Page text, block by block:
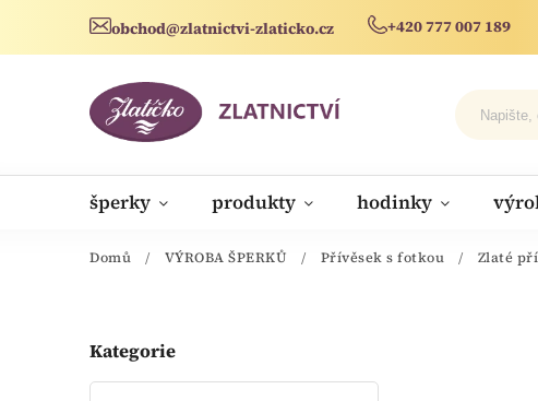
obchod@zlatnictvi-zlaticko.cz +420 777 007 189
šperky produkty hodinky
novinky
Domů / VÝROBA ŠPERKŮ / Přívěsek s fotkou / Zlaté
Kategorie